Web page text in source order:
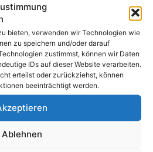
bieten, verwenden wir Technologien wie
zu speichern und/oder darauf
zustimmst, können wir Daten
IDs auf dieser Website verarbeiten.
erteilst oder zurückziehst, können
beeinträchtigt werden.
Ablehnen
2026
Paradies an der Adria
2026